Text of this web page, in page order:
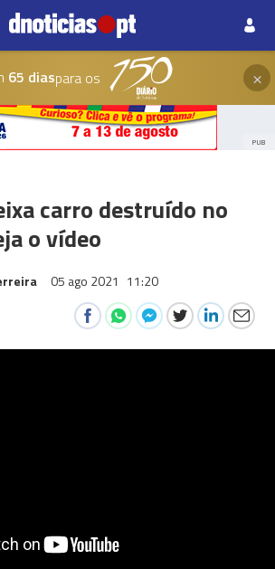
65 diaspara os ×
PUB
carro destruído no
o vídeo
05 ago 2021 11:20